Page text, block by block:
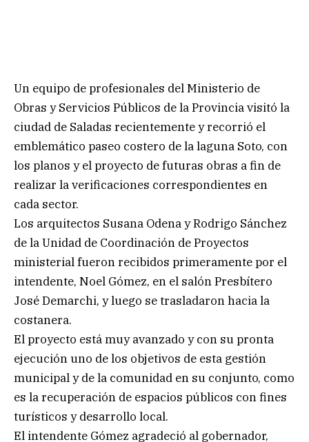
Un equipo de profesionales del Ministerio de
Obras y Servicios Públicos de la Provincia visitó la
ciudad de Saladas recientemente y recorrió el
emblemático paseo costero de la laguna Soto, con
los planos y el proyecto de futuras obras a fin de
realizar la verificaciones correspondientes en
cada sector.
Los arquitectos Susana Odena y Rodrigo Sánchez
de la Unidad de Coordinación de Proyectos
ministerial fueron recibidos primeramente por el
intendente, Noel Gómez, en el salón Presbítero
José Demarchi, y luego se trasladaron hacia la
costanera.
El proyecto está muy avanzado y con su pronta
ejecución uno de los objetivos de esta gestión
municipal y de la comunidad en su conjunto, como
es la recuperación de espacios públicos con fines
turísticos y desarrollo local.
El intendente Gómez agradeció al gobernador,